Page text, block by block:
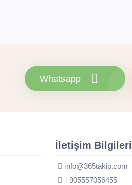
Whatsapp
İletişim Bilgileri
info@365takip.com
+905557056455